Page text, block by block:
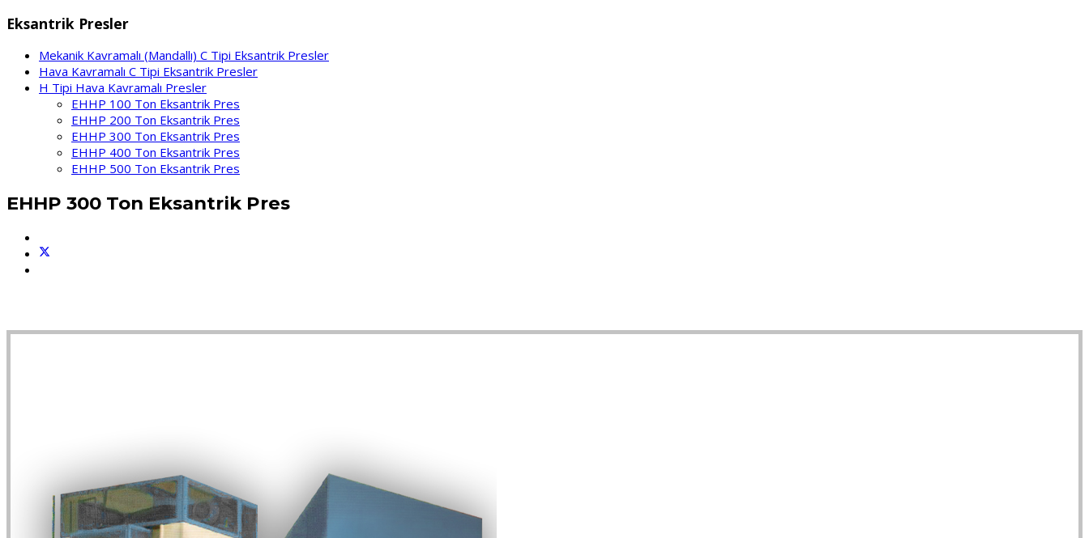
Eksantrik Presler
Mekanik Kavramalı (Mandallı) C Tipi Eksantrik Presler
Hava Kavramalı C Tipi Eksantrik Presler
H Tipi Hava Kavramalı Presler
EHHP 100 Ton Eksantrik Pres
EHHP 200 Ton Eksantrik Pres
EHHP 300 Ton Eksantrik Pres
EHHP 400 Ton Eksantrik Pres
EHHP 500 Ton Eksantrik Pres
EHHP 300 Ton Eksantrik Pres